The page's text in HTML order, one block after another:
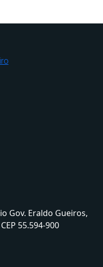
Gov. Eraldo Gueiros,
55.594-900